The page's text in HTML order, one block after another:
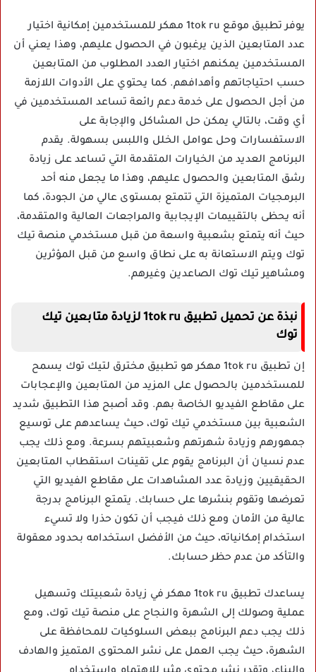
يوفر تطبيق موقع 1tok ru مهكر للمستخدمين إمكانية اختيار
عدد المتابعين الذين يرغبون في الحصول عليهم، وهذا يعني أن
المستخدمين يمكنهم اختيار العدد المطلوب من المتابعين
حسب احتياجاتهم وأهدافهم. كما يحتوي على الأدوات اللازمة
من أجل الحصول على خدمة دعم رائعة تساعد المستخدمين في
أي وقت، بالتالي يمكن حل المشاكل والإجابة على
الاستفسارات وحل عوامل الخلل واللبس بسهولة. يقدم
البرنامج العديد من الخيارات المتقدمة التي تساعد على زيادة
رشق المتابعين والحصول عليهم، وهذا ما يجعل منه أحد
البرمجيات المتميزة التي تتمتع بمستوى عالي من الجودة، كما
أنه يحظى بالتقييمات الإيجابية والمراجعات العالية والمتقدمة،
حيث أنه يتمتع بشعبية واسعة من قبل مستخدمي منصة تيك
توك ويتم الاستعانة به على نطاق واسع من قبل المؤثرين
ومشاهير تيك توك الصاعدين وغيرهم.
نبذة عن تحميل تطبيق 1tok ru لزيادة متابعين تيك
توك
إن تطبيق 1tok ru مهكر هو تطبيق مخترق لتيك توك يسمح
للمستخدمين بالحصول على المزيد من المتابعين والإعجابات
على مقاطع الفيديو الخاصة بهم. وقد أصبح هذا التطبيق شديد
الشعبية بين مستخدمي تيك توك، حيث يساعدهم على توسيع
جمهورهم وزيادة شهرتهم وشعبيتهم بسرعة. ومع ذلك يجب
عدم نسيان أن البرنامج يقوم على تقينات استقطاب المتابعين
الحقيقيين وزيادة عدد المشاهدات على مقاطع الفيديو التي
تعرضها وتقوم بنشرها على حسابك. يتمتع البرنامج بدرجة
عالية من الأمان ومع ذلك فيجب أن تكون حذرا ولا تسيء
استخدام إمكانياته، حيث من الأفضل استخدامه بحدود معقولة
والتأكد من عدم حظر حسابك.
يساعدك تطبيق 1tok ru مهكر في زيادة شعبيتك وتسهيل
عملية وصولك إلى الشهرة والنجاح على منصة تيك توك، ومع
ذلك يجب دعم البرنامج ببعض السلوكيات للمحافظة على
الشهرة، حيث يجب العمل على نشر المحتوى المتميز والهادف